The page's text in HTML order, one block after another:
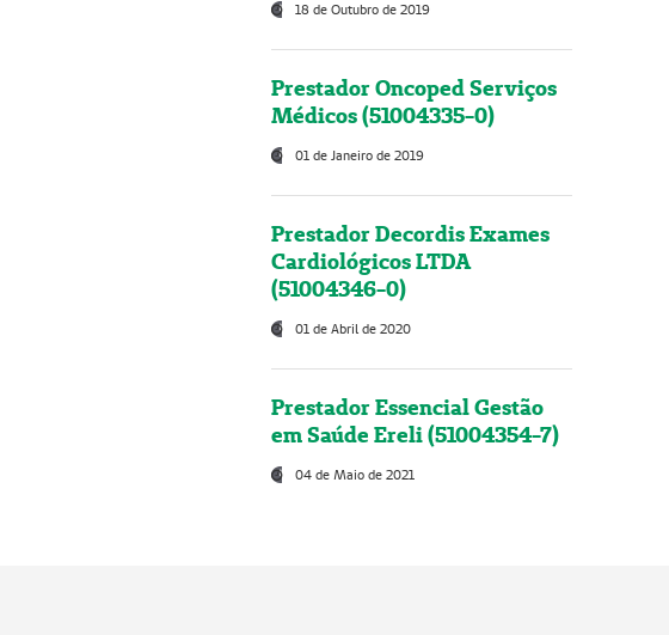
18 de Outubro de 2019
Prestador Oncoped Serviços
Médicos (51004335-0)
01 de Janeiro de 2019
Prestador Decordis Exames
Cardiológicos LTDA
(51004346-0)
01 de Abril de 2020
Prestador Essencial Gestão
em Saúde Ereli (51004354-7)
04 de Maio de 2021